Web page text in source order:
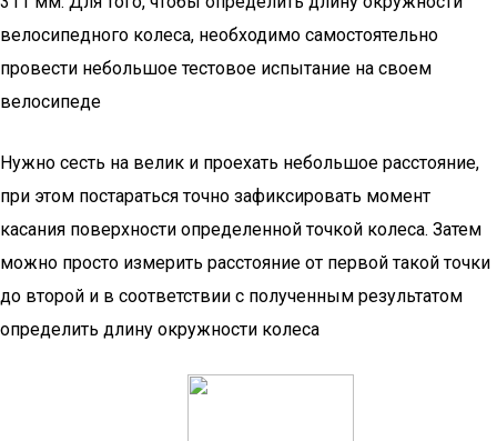
велосипедного колеса, необходимо самостоятельно
провести небольшое тестовое испытание на своем
велосипеде
Нужно сесть на велик и проехать небольшое расстояние,
при этом постараться точно зафиксировать момент
касания поверхности определенной точкой колеса. Затем
можно просто измерить расстояние от первой такой точки
до второй и в соответствии с полученным результатом
определить длину окружности колеса